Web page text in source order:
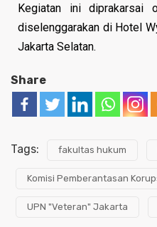
Kegiatan ini diprakarsai
diselenggarakan di Hotel
Jakarta Selatan.
Share
Tags: fakultas hukum
Komisi Pemberantasan
UPN "Veteran" Jakarta